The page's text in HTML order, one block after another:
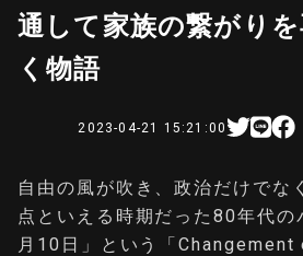
通して家族の繋がり
く物語
2023-04-21 15:21:00
自由の風が吹き、政治だけでな
点といえる時期だった80年代
月10日」という「